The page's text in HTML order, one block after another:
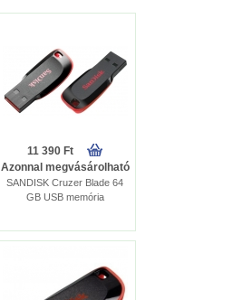
11 390 Ft
Azonnal megvásárolható
SANDISK Cruzer Blade 64
GB USB memória